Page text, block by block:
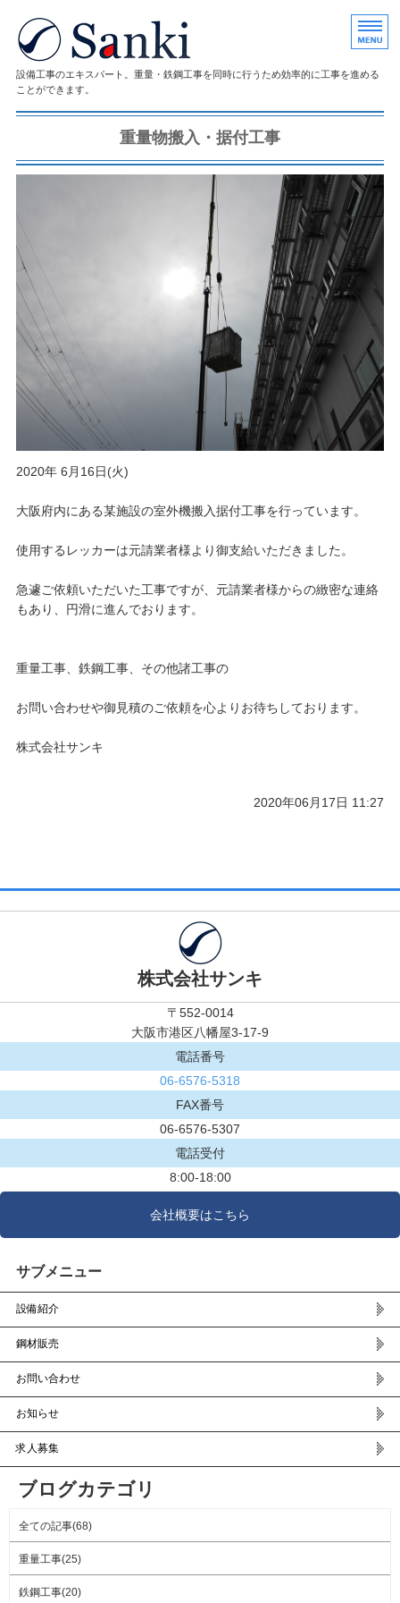
重量一式・鉄鋼一式の株式会社
設備工事のエキスパート。重量・鉄鋼工事を同時に行うため効率的に工事を進める
ことができます。
会社概要
求人情報
重量物搬入・据付工事
2020年 6月16日(火)
大阪府内にある某施設の室外機搬入据付工事を行っています。
使用するレッカーは元請業者様より御支給いただきました。
急遽ご依頼いただいた工事ですが、元請業者様からの緻密な連絡
もあり、円滑に進んでおります。
重量工事、鉄鋼工事、その他諸工事の
お問い合わせや御見積のご依頼を心よりお待ちしております。
株式会社サンキ
2020年06月17日 11:27
株式会社サンキ
〒552-0014
大阪市港区八幡屋3-17-9
電話番号
06-6576-5318
FAX番号
06-6576-5307
電話受付
8:00-18:00
会社概要はこちら
サブメニュー
設備紹介
鋼材販売
お問い合わせ
お知らせ
求人募集
ブログカテゴリ
全ての記事(68)
重量工事(25)
鉄鋼工事(20)